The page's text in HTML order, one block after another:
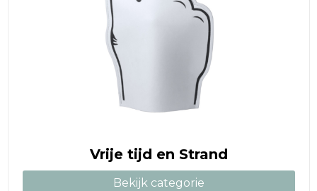
Vrije tijd en Strand
Bekijk categorie